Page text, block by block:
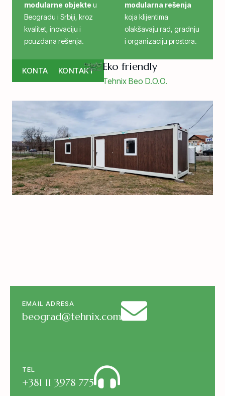
modularne objekte u
Beogradu i Srbiji, kroz
kvalitet, inovaciju i
pouzdana rešenja.
modularna rešenja
koja klijentima
olakšavaju rad, gradnju
i organizaciju prostora.
KONTAKT KONTAKT Eko friendly
Tehnix Beo D.O.O.
EMAIL ADRESA
beograd@tehnix.com
TEL
+381 11 3978 775